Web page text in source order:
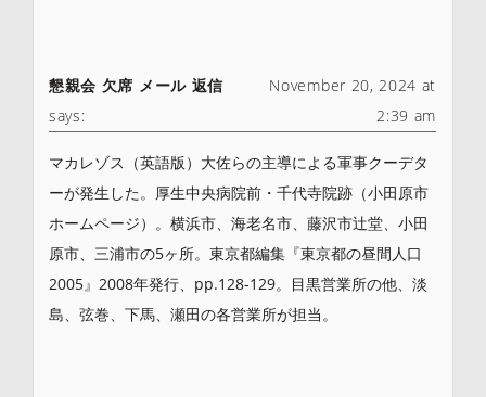
懇親会 欠席 メール 返信
says:
November 20, 2024 at
2:39 am
マカレゾス（英語版）大佐らの主導による軍事クーデタ
ーが発生した。厚生中央病院前・千代寺院跡（小田原市
ホームページ）。横浜市、海老名市、藤沢市辻堂、小田
原市、三浦市の5ヶ所。東京都編集『東京都の昼間人口
2005』2008年発行、pp.128-129。目黒営業所の他、淡
島、弦巻、下馬、瀬田の各営業所が担当。